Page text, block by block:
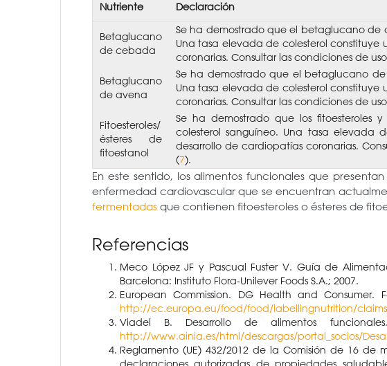
Nutriente Declaración
Betaglucano
de cebada
Se ha demostrado que el betaglucano de
Una tasa elevada de colesterol constituye
coronarias. Consultar las condiciones de
Betaglucano
de avena
Se ha demostrado que el betaglucano
Una tasa elevada de colesterol constituye
coronarias. Consultar las condiciones de
Fitoesteroles/
ésteres de
fitoestanol
Se ha demostrado que los fitoesteroles
colesterol sanguíneo. Una tasa elevada
desarrollo de cardiopatías coronarias.
(7).
En este sentido, los alimentos funcionales que
enfermedad cardiovascular que se encuentran
fermentadas que contienen fitoesteroles o ésteres de
Referencias
Meco López JF y Pascual Fuster V. Guía de
Barcelona: Instituto Flora-Unilever Foods S.A.; 2007.
European Commission. DG Health and
http://ec.europa.eu/food/food/labellingnutrition/
Viadel B. Desarrollo de alimentos
http://www.ainia.es/html/descargas/portal_socios/
Reglamento (UE) 432/2012 de la Comisión de 16